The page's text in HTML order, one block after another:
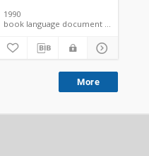
TUL textbook
zabytków architektury
1990
book language document TUL
More